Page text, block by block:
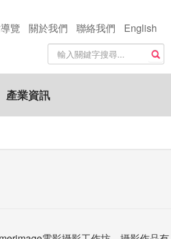
覽 關於我們 聯絡我們
English
站
內
搜
尋
關
鍵
搜尋
產業資訊